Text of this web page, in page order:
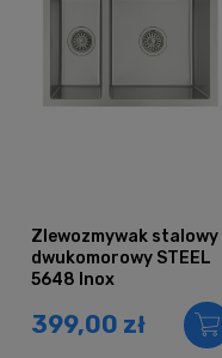
Zlewozmywak stalowy
dwukomorowy STEEL
5648 Inox
399,00 zł